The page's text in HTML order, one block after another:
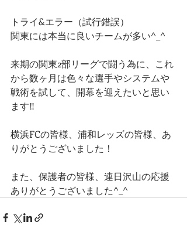
トライ&エラー（試行錯誤）
関東には本当に良いチームが多い^_^
来期の関東2部リーグで闘う為に、これ
から数ヶ月は色々な選手やシステムや
戦術を試して、開幕を迎えたいと思い
ます‼️
横浜FCの皆様、浦和レッズの皆様、あ
りがとうございました！
また、保護者の皆様、連日沢山の応援
ありがとうございました^_^